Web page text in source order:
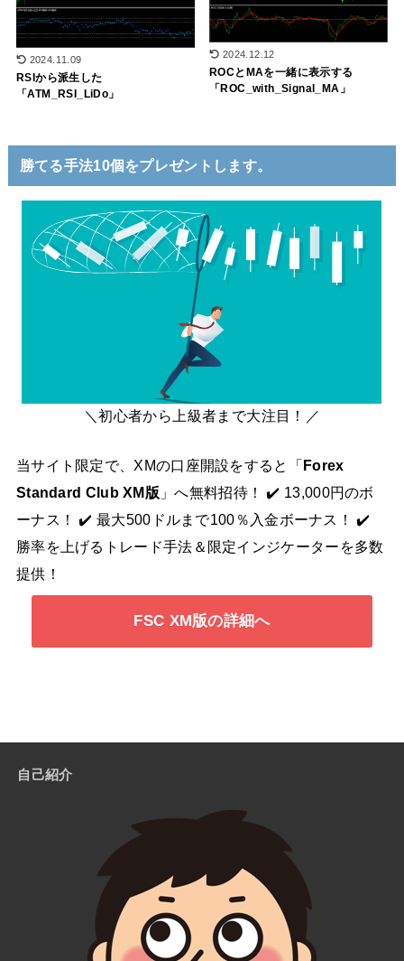
2024.11.09
RSIから派生した
「ATM_RSI_LiDo」
2024.12.12
ROCとMAを一緒に表示する
「ROC_with_Signal_MA」
勝てる手法10個をプレゼントします。
＼初心者から上級者まで大注目！／
当サイト限定で、XMの口座開設をすると「 Forex
Standard Club XM版 」へ無料招待！ ✔️ 13,000円のボ
ーナス！ ✔️ 最大500ドルまで100％入金ボーナス！ ✔️
勝率を上げるトレード手法＆限定インジケーターを多数
提供！
FSC XM版の詳細へ
自己紹介